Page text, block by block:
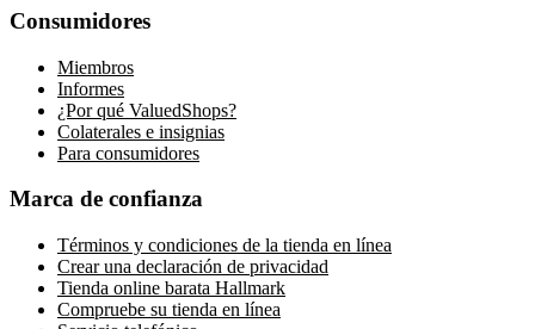
Consumidores
Miembros
Informes
¿Por qué ValuedShops?
Colaterales e insignias
Para consumidores
Marca de confianza
Términos y condiciones de la tienda en línea
Crear una declaración de privacidad
Tienda online barata Hallmark
Compruebe su tienda en línea